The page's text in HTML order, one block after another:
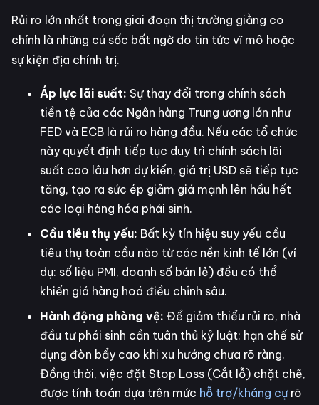
Rủi ro lớn nhất trong giai đoạn thị trường giằng co
chính là những cú sốc bất ngờ do tin tức vĩ mô hoặc
sự kiện địa chính trị.
Áp lực lãi suất: Sự thay đổi trong chính sách
tiền tệ của các Ngân hàng Trung ương lớn như
FED và ECB là rủi ro hàng đầu. Nếu các tổ chức
này quyết định tiếp tục duy trì chính sách lãi
suất cao lâu hơn dự kiến, giá trị USD sẽ tiếp tục
tăng, tạo ra sức ép giảm giá mạnh lên hầu hết
các loại hàng hóa phái sinh.
Cầu tiêu thụ yếu: Bất kỳ tín hiệu suy yếu cầu
tiêu thụ toàn cầu nào từ các nền kinh tế lớn (ví
dụ: số liệu PMI, doanh số bán lẻ) đều có thể
khiến giá hàng hoá điều chỉnh sâu.
Hành động phòng vệ: Để giảm thiểu rủi ro, nhà
đầu tư phái sinh cần tuân thủ kỷ luật: hạn chế sử
dụng đòn bẩy cao khi xu hướng chưa rõ ràng.
Đồng thời, việc đặt Stop Loss (Cắt lỗ) chặt chẽ,
được tính toán dựa trên mức hỗ trợ/kháng cựrõ